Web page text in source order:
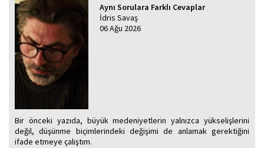
Aynı Sorulara Farklı Cevaplar
İdris Savaş
06 Ağu 2026
Bir önceki yazıda, büyük medeniyetlerin yalnızca yükselişlerini
değil, düşünme biçimlerindeki değişimi de anlamak gerektiğini
ifade etmeye çalıştım.